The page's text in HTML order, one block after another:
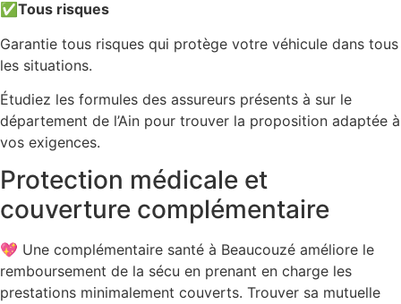
✅Tous risques
Garantie tous risques qui protège votre véhicule dans tous
les situations.
Étudiez les formules des assureurs présents à sur le
département de l’Ain pour trouver la proposition adaptée à
vos exigences.
Protection médicale et
couverture complémentaire
💖 Une complémentaire santé à Beaucouzé améliore le
remboursement de la sécu en prenant en charge les
prestations minimalement couverts. Trouver sa mutuelle